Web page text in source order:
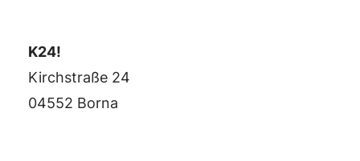
K24!
Kirchstraße 24
04552 Borna